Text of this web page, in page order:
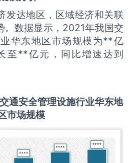
发达地区，区域经济和关联
。数据显示，2021年我国交
华东地区市场规模为**亿
至**亿元，同比增速达到
交通安全管理设施行业华东地
市场规模